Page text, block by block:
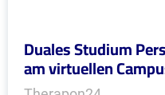
Duales Studium
am virtuellen